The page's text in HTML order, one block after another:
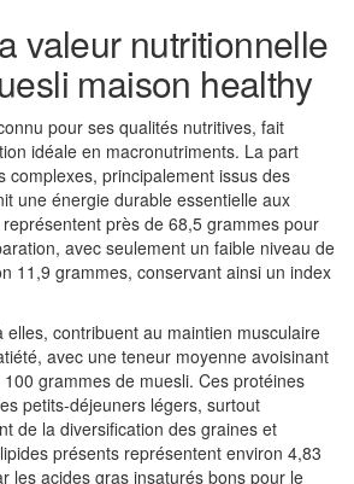
valeur nutritionnelle
maison healthy
pour ses qualités nutritives, fait
idéale en macronutriments. La part
complexes, principalement issus des
une énergie durable essentielle aux
près de 68,5 grammes pour
avec seulement un faible niveau de
11,9 grammes, conservant ainsi un index
elles, contribuent au maintien musculaire
avec une teneur moyenne avoisinant
grammes de muesli. Ces protéines
petits-déjeuners légers, surtout
de la diversification des graines et
présents représentent environ 4,83
les acides gras insaturés bons pour le